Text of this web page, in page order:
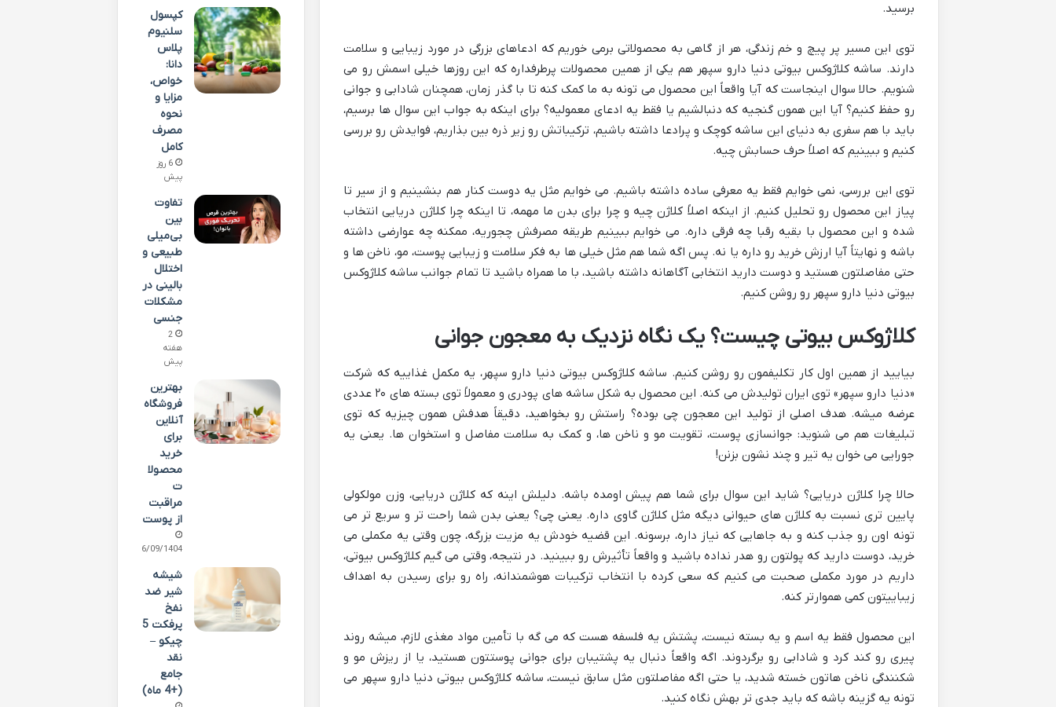
برسید.
توی این مسیر پر پیچ و خم زندگی، هر از گاهی به محصولاتی برمی خوریم که ادعاهای بزرگی در مورد زیبایی و سلامت
دارند. ساشه کلاژوکس بیوتی دنیا دارو سپهر هم یکی از همین محصولات پرطرفداره که این روزها خیلی اسمش رو می
شنویم. حالا سوال اینجاست که آیا واقعاً این محصول می تونه به ما کمک کنه تا با گذر زمان، همچنان شادابی و جوانی
رو حفظ کنیم؟ آیا این همون گنجیه که دنبالشیم یا فقط یه ادعای معمولیه؟ برای اینکه به جواب این سوال ها برسیم،
باید با هم سفری به دنیای این ساشه کوچک و پرادعا داشته باشیم، ترکیباتش رو زیر ذره بین بذاریم، فوایدش رو بررسی
کنیم و ببینیم که اصلاً حرف حسابش چیه.
توی این بررسی، نمی خوایم فقط یه معرفی ساده داشته باشیم. می خوایم مثل یه دوست کنار هم بنشینیم و از سیر تا
پیاز این محصول رو تحلیل کنیم. از اینکه اصلاً کلاژن چیه و چرا برای بدن ما مهمه، تا اینکه چرا کلاژن دریایی انتخاب
شده و این محصول با بقیه رقبا چه فرقی داره. می خوایم ببینیم طریقه مصرفش چجوریه، ممکنه چه عوارضی داشته
باشه و نهایتاً آیا ارزش خرید رو داره یا نه. پس اگه شما هم مثل خیلی ها به فکر سلامت و زیبایی پوست، مو، ناخن ها و
حتی مفاصلتون هستید و دوست دارید انتخابی آگاهانه داشته باشید، با ما همراه باشید تا تمام جوانب ساشه کلاژوکس
بیوتی دنیا دارو سپهر رو روشن کنیم.
کلاژوکس بیوتی چیست؟ یک نگاه نزدیک به معجون جوانی
بیایید از همین اول کار تکلیفمون رو روشن کنیم. ساشه کلاژوکس بیوتی دنیا دارو سپهر، یه مکمل غذاییه که شرکت
«دنیا دارو سپهر» توی ایران تولیدش می کنه. این محصول به شکل ساشه های پودری و معمولاً توی بسته های ۲۰ عددی
عرضه میشه. هدف اصلی از تولید این معجون چی بوده؟ راستش رو بخواهید، دقیقاً هدفش همون چیزیه که توی
تبلیغات هم می شنوید: جوانسازی پوست، تقویت مو و ناخن ها، و کمک به سلامت مفاصل و استخوان ها. یعنی یه
جورایی می خوان یه تیر و چند نشون بزنن!
حالا چرا کلاژن دریایی؟ شاید این سوال برای شما هم پیش اومده باشه. دلیلش اینه که کلاژن دریایی، وزن مولکولی
پایین تری نسبت به کلاژن های حیوانی دیگه مثل کلاژن گاوی داره. یعنی چی؟ یعنی بدن شما راحت تر و سریع تر می
تونه اون رو جذب کنه و به جاهایی که نیاز داره، برسونه. این قضیه خودش یه مزیت بزرگه، چون وقتی یه مکملی می
خرید، دوست دارید که پولتون رو هدر نداده باشید و واقعاً تأثیرش رو ببینید. در نتیجه، وقتی می گیم کلاژوکس بیوتی،
داریم در مورد مکملی صحبت می کنیم که سعی کرده با انتخاب ترکیبات هوشمندانه، راه رو برای رسیدن به اهداف
زیباییتون کمی هموارتر کنه.
این محصول فقط یه اسم و یه بسته نیست، پشتش یه فلسفه هست که می گه با تأمین مواد مغذی لازم، میشه روند
پیری رو کند کرد و شادابی رو برگردوند. اگه واقعاً دنبال یه پشتیبان برای جوانی پوستتون هستید، یا از ریزش مو و
شکنندگی ناخن هاتون خسته شدید، یا حتی اگه مفاصلتون مثل سابق نیست، ساشه کلاژوکس بیوتی دنیا دارو سپهر می
تونه یه گزینه باشه که باید جدی تر بهش نگاه کنید.
کپسول
سلنیوم
پلاس
دانا:
خواص،
مزایا و
نحوه
مصرف
کامل
6 روز
پیش
تفاوت
بین
بی‌میلی
طبیعی و
اختلال
بالینی در
مشکلات
جنسی
2
هفته
پیش
بهترین
فروشگاه
آنلاین
برای
خرید
محصولا
ت
مراقبت
از پوست
26/09/1404
شیشه
شیر ضد
نفخ
پرفکت 5
چیکو –
نقد
جامع
(+4 ماه)